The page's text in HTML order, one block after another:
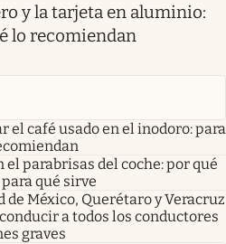
y la tarjeta en aluminio:
lo recomiendan
el café usado en el inodoro: para
el parabrisas del coche: por qué
qué sirve
de México, Querétaro y Veracruz
a todos los conductores
graves